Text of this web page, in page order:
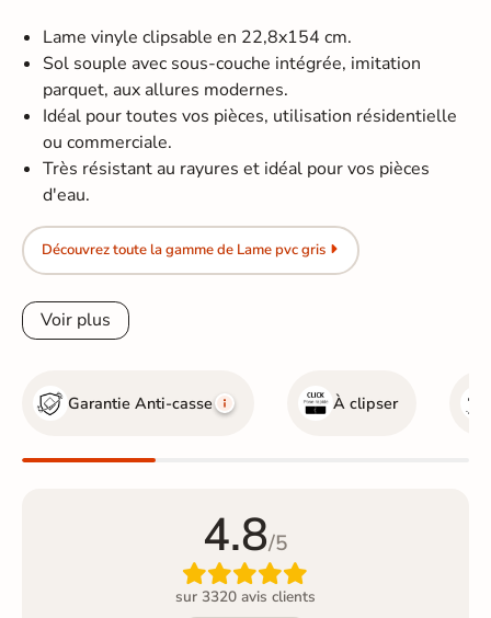
Lame vinyle clipsable en 22,8x154 cm.
Sol souple avec sous-couche intégrée, imitation
parquet, aux allures modernes.
Idéal pour toutes vos pièces, utilisation résidentielle
ou commerciale.
Très résistant au rayures et idéal pour vos pièces
d'eau.
Découvrez toute la gamme de Lame pvc gris
Voir plus
Garantie Anti-casse À clipser
4.8/5

sur 3320 avis clients